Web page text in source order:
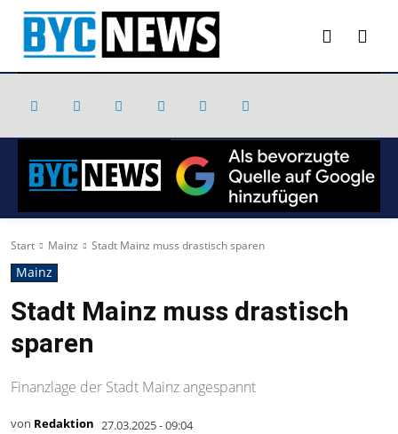
Start Mainz Stadt Mainz muss drastisch sparen
Mainz
Stadt Mainz muss drastisch
sparen
Finanzlage der Stadt Mainz angespannt
von Redaktion 27.03.2025 - 09:04